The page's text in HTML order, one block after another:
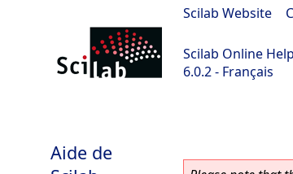
Scilab Website
Scilab Online Help
6.0.2 - Français
Aide de